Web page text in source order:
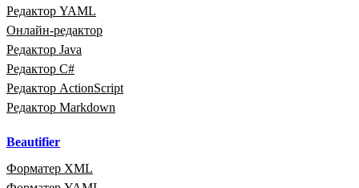
Редактор YAML
Онлайн‑редактор
Редактор Java
Редактор C#
Редактор ActionScript
Редактор Markdown
Beautifier
Форматер XML